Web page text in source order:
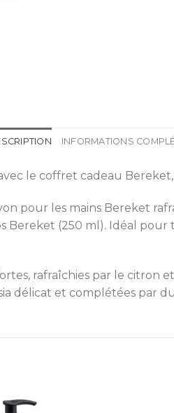
INFORMATIONS
le coffret cadeau
pour les mains Bereket
Bereket (250 ml). Idéal
rafraîchies par le citron
délicat et complétées par